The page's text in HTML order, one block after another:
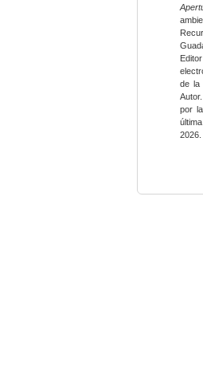
de la
por
2026.